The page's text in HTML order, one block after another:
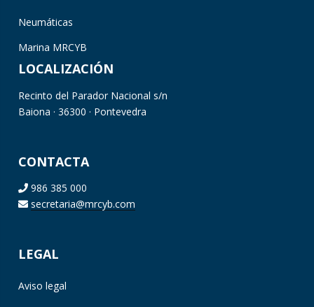
Neumáticas
Marina MRCYB
LOCALIZACIÓN
Recinto del Parador Nacional s/n
Baiona · 36300 · Pontevedra
CONTACTA
986 385 000
secretaria@mrcyb.com
LEGAL
Aviso legal